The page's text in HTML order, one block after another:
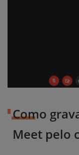
Como
Meet pelo